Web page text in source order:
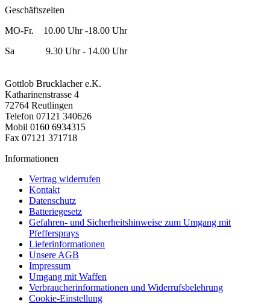
Geschäftszeiten
MO-Fr. 10.00 Uhr -18.00 Uhr
Sa 9.30 Uhr - 14.00 Uhr
Gottlob Brucklacher e.K.
Katharinenstrasse 4
72764 Reutlingen
Telefon 07121 340626
Mobil 0160 6934315
Fax 07121 371718
Informationen
Vertrag widerrufen
Kontakt
Datenschutz
Batteriegesetz
Gefahren- und Sicherheitshinweise zum Umgang mit
Pfeffersprays
Lieferinformationen
Unsere AGB
Impressum
Umgang mit Waffen
Verbraucherinformationen und Widerrufsbelehrung
Cookie-Einstellung